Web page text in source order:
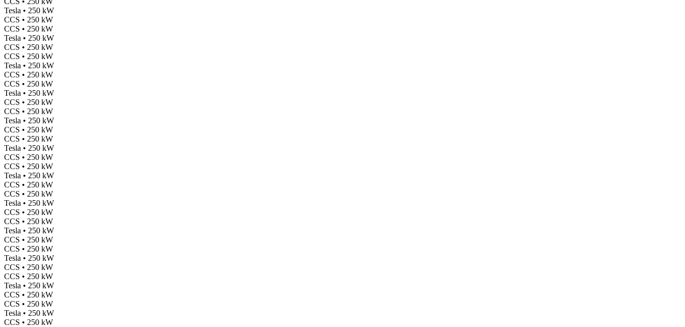
Tesla • 250 kW
CCS • 250 kW
CCS • 250 kW
Tesla • 250 kW
CCS • 250 kW
CCS • 250 kW
Tesla • 250 kW
CCS • 250 kW
CCS • 250 kW
Tesla • 250 kW
CCS • 250 kW
CCS • 250 kW
Tesla • 250 kW
CCS • 250 kW
CCS • 250 kW
Tesla • 250 kW
CCS • 250 kW
CCS • 250 kW
Tesla • 250 kW
CCS • 250 kW
CCS • 250 kW
Tesla • 250 kW
CCS • 250 kW
CCS • 250 kW
Tesla • 250 kW
CCS • 250 kW
CCS • 250 kW
Tesla • 250 kW
CCS • 250 kW
CCS • 250 kW
Tesla • 250 kW
CCS • 250 kW
CCS • 250 kW
Tesla • 250 kW
CCS • 250 kW